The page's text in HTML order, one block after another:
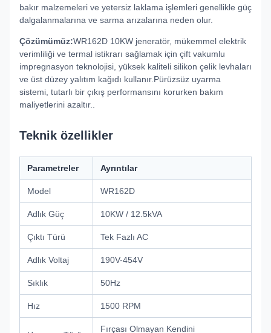
bakır malzemeleri ve yetersiz laklama işlemleri genellikle güç
dalgalanmalarına ve sarma arızalarına neden olur.
Çözümümüz:WR162D 10KW jeneratör, mükemmel elektrik
verimliliği ve termal istikrarı sağlamak için çift vakumlu
impregnasyon teknolojisi, yüksek kaliteli silikon çelik levhaları
ve üst düzey yalıtım kağıdı kullanır.Pürüzsüz uyarma
sistemi, tutarlı bir çıkış performansını korurken bakım
maliyetlerini azaltır..
Teknik özellikler
Parametreler Ayrıntılar
Model WR162D
Adlık Güç 10KW / 12.5kVA
Çıktı Türü Tek Fazlı AC
Adlık Voltaj 190V-454V
Sıklık 50Hz
Hız 1500 RPM
Fırçası Olmayan Kendini